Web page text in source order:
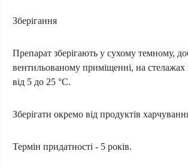
Зберігання
Препарат зберігають у сухому темному,
вентильованому приміщенні, на стелажах
від 5 до 25 °С.
Зберігати окремо від продуктів
Термін придатності - 5 років.